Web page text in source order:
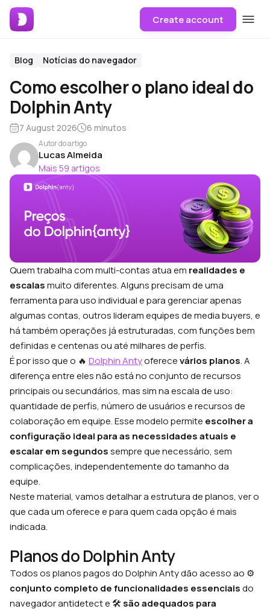
Create account
Blog Notícias do navegador
Como escolher o plano ideal do
Dolphin Anty
7 August 2026 6 minutos
Autor do artigo
Lucas Almeida
Mais 59 artigos
Quem trabalha com multi-contas atua em realidades e
escalasmuito diferentes. Alguns precisam de uma
ferramenta para uso individual e para gerenciar apenas
algumas contas, outros lideram equipes de media buyers, e
há também operações já estruturadas, com funções bem
definidas e centenas ou até milhares de perfis.
É por isso que o 🔥 Dolphin Antyoferecevários planos. A
diferença entre eles não está no conjunto de recursos
principais ou secundários, mas sim na escala de uso:
quantidade de perfis, número de usuários e recursos de
colaboração em equipe. Esse modelo permite escolher a
configuração ideal para as necessidades atuais e
escalar em segundossempre que necessário, sem
complicações, independentemente do tamanho da
equipe.
Neste material, vamos detalhar a estrutura de planos, ver o
que cada um oferece e para quem cada opção é mais
indicada.
Planos do Dolphin Anty
Todos os planos pagos do Dolphin Anty dão acesso ao ⚙️
conjunto completo de funcionalidades essenciaisdo
navegador antidetect e 🛠 são adequados para